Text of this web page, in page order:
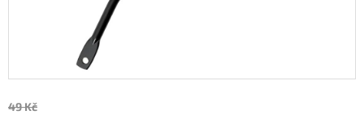
49 Kč
Měrná